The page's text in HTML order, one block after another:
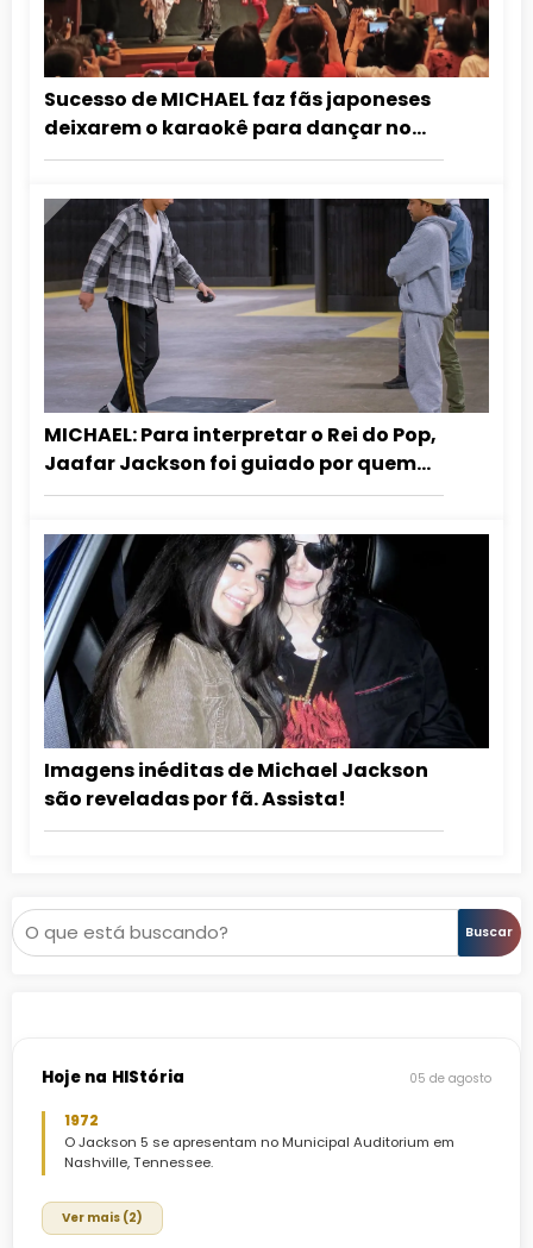
Sucesso de MICHAEL faz fãs japoneses
deixarem o karaokê para dançar no
cinema
MICHAEL: Para interpretar o Rei do Pop,
Jaafar Jackson foi guiado por quem
dançou com ele
Imagens inéditas de Michael Jackson
são reveladas por fã. Assista!
Pesquisar Buscar
Hoje na HIStória 05 de agosto
1972
O Jackson 5 se apresentam no Municipal Auditorium em
Nashville, Tennessee.
Ver mais (2)